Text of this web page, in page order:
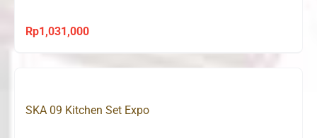
Rp1,031,000
SKA 09 Kitchen Set Expo